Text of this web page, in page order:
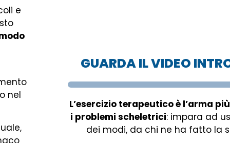
e
nel
GUARDA IL VIDEO
L’esercizio terapeutico è l’arma
i problemi scheletrici: impara ad
dei modi, da chi ne ha fatto la